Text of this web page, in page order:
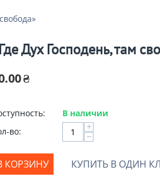
Дух Господень, там
₴
В наличии
во:
+
−
КОРЗИНУ КУПИТЬ В ОДИН